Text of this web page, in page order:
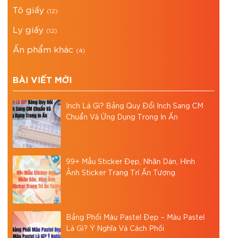
Tô giấy (12)
Ly giấy (12)
Ấn phẩm khác (4)
BÀI VIẾT MỚI
Inch Là Gì? Bảng Quy Đổi Inch Sang CM
Chuẩn Và Ứng Dụng Trong In Ấn
99+ Mẫu Sticker Đẹp, Nhãn Dán, Hình
Ảnh Sticker Trang Trí Ấn Tượng
Bảng Phối Màu Pastel Đẹp – Màu Pastel
Là Gì? Ý Nghĩa Và Cách Phối